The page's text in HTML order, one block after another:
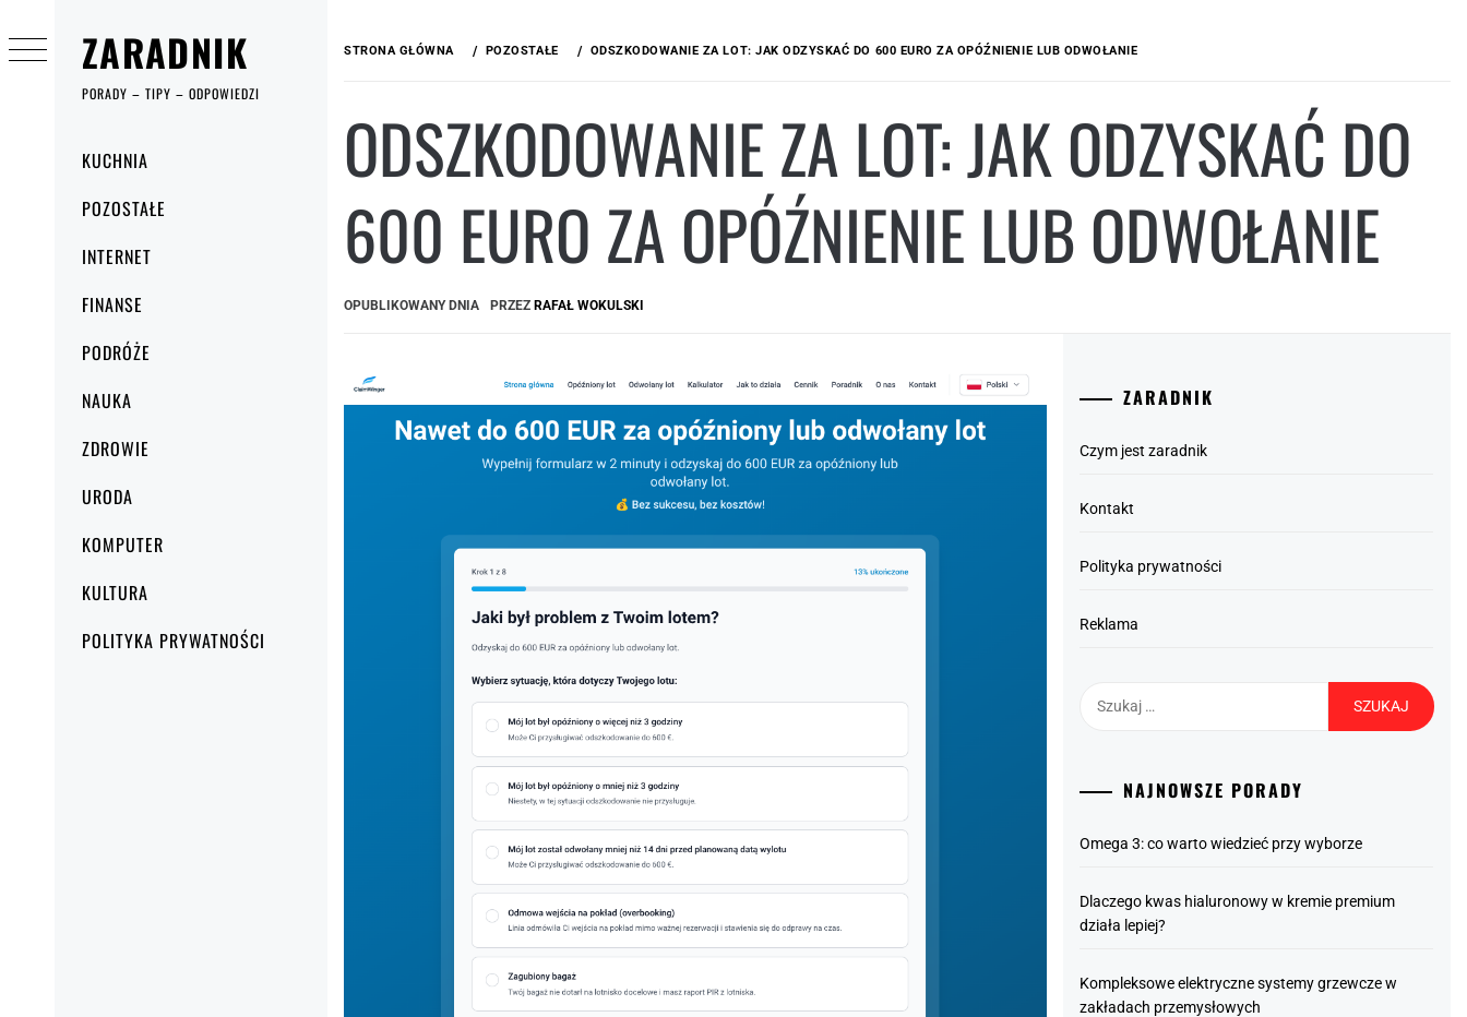
ZARADNIK
PORADY – TIPY – ODPOWIEDZI
główneKUCHNIA
POZOSTAŁE
INTERNET
FINANSE
PODRÓŻE
NAUKA
ZDROWIE
URODA
KOMPUTER
KULTURA
POLITYKA PRYWATNOŚCI
do
treści
STRONA GŁÓWNA POZOSTAŁE ODSZKODOWANIE ZA LOT: JAK ODZYSKAĆ DO 600 EURO ZA OPÓŹNIENIE LUB ODWOŁANIE
ODSZKODOWANIE ZA LOT: JAK ODZYSKAĆ DO
600 EURO ZA OPÓŹNIENIE LUB ODWOŁANIE
OPUBLIKOWANY DNIA PRZEZ RAFAŁ WOKULSKI
ZARADNIK
Czym jest zaradnik
Kontakt
Polityka prywatności
Reklama
NAJNOWSZE PORADY
Omega 3: co warto wiedzieć przy wyborze
Dlaczego kwas hialuronowy w kremie premium
działa lepiej?
Kompleksowe elektryczne systemy grzewcze w
zakładach przemysłowych